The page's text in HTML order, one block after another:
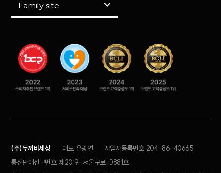
Family site
(주)두꺼비세상 대표. 유광연
사업자등록번호. 204-86-40665
통신판매신고번호. 제2019-서울구로-0881호